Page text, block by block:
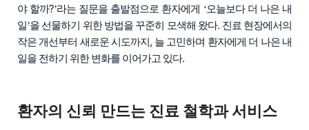
야 할까?’라는 질문을 출발점으로 환자에게 ‘오늘보다 더 나은 내
일’을 선물하기 위한 방법을 꾸준히 모색해 왔다. 진료 현장에서의
작은 개선부터 새로운 시도까지, 늘 고민하며 환자에게 더 나은 내
일을 전하기 위한 변화를 이어가고 있다.
환자의 신뢰 만드는 진료 철학과 서비스